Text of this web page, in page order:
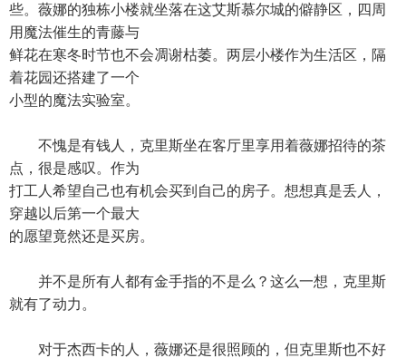
些。薇娜的独栋小楼就坐落在这艾斯慕尔城的僻静区，四周
用魔法催生的青藤与
鲜花在寒冬时节也不会凋谢枯萎。两层小楼作为生活区，隔
着花园还搭建了一个
小型的魔法实验室。
不愧是有钱人，克里斯坐在客厅里享用着薇娜招待的茶
点，很是感叹。作为
打工人希望自己也有机会买到自己的房子。想想真是丢人，
穿越以后第一个最大
的愿望竟然还是买房。
并不是所有人都有金手指的不是么？这么一想，克里斯
就有了动力。
对于杰西卡的人，薇娜还是很照顾的，但克里斯也不好